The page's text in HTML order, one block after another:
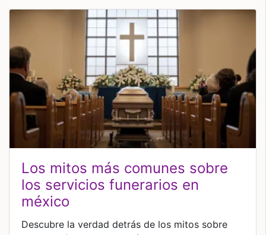
los mitos más comunes sobre
los servicios funerarios en
méxico
Descubre la verdad detrás de los mitos sobre